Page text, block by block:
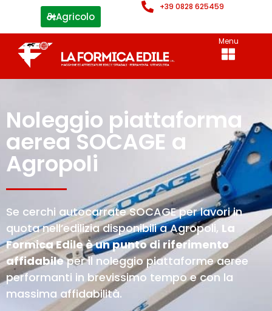
Agricolo
+39 0828 625459
Menu
Noleggio piattaforma
aerea SOCAGE a
Agropoli
Se cerchi autocarrate SOCAGE per lavori in
quota nell’edilizia disponibili a Agropoli, La
Formica Edile è un punto di riferimento
affidabileper il noleggio piattaforme aeree
performanti in brevissimo tempo e con la
massima affidabilità.